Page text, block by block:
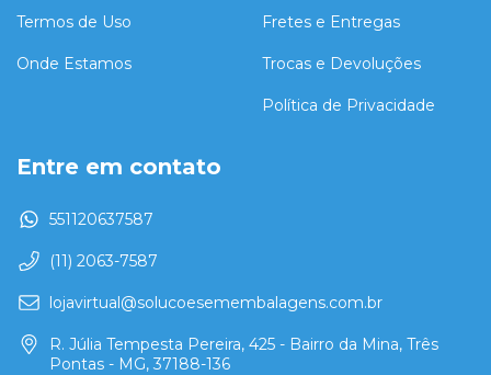
Termos de Uso
Onde Estamos
Fretes e Entregas
Trocas e Devoluções
Política de Privacidade
Entre em contato
551120637587
(11) 2063-7587
lojavirtual@solucoesemembalagens.com.br
R. Júlia Tempesta Pereira, 425 - Bairro da Mina, Três
Pontas - MG, 37188-136